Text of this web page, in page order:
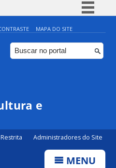
Simplifique!
Comunica BR
Participe
MAPA DO SITE
e
Administradores do Site
MENU